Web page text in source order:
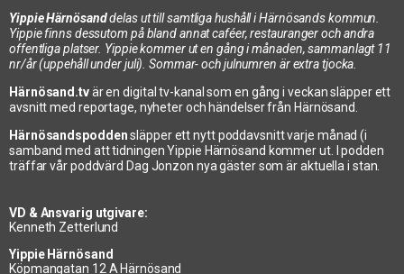
Yippie Härnösanddelas ut till samtliga hushåll i Härnösands kommun.
Yippie finns dessutom på bland annat caféer, restauranger och andra
offentliga platser. Yippie kommer ut en gång i månaden, sammanlagt 11
nr/år (uppehåll under juli). Sommar- och julnumren är extra tjocka.
Härnösand.tvär en digital tv-kanal som en gång i veckan släpper ett
avsnitt med reportage, nyheter och händelser från Härnösand.
Härnösandspoddensläpper ett nytt poddavsnitt varje månad (i
samband med att tidningen Yippie Härnösand kommer ut. I podden
träffar vår poddvärd Dag Jonzon nya gäster som är aktuella i stan.
VD & Ansvarig utgivare:
Kenneth Zetterlund
Yippie Härnösand
Köpmangatan 12 A Härnösand